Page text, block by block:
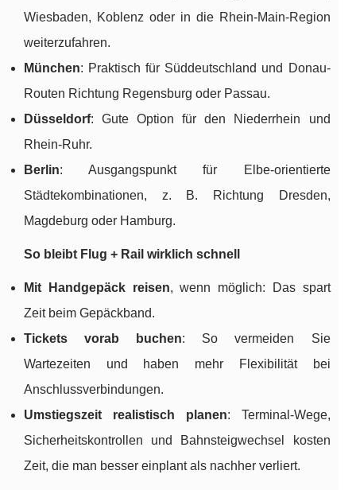
Wiesbaden, Koblenz oder in die Rhein-Main-Region
weiterzufahren.
München: Praktisch für Süddeutschland und Donau-
Routen Richtung Regensburg oder Passau.
Düsseldorf: Gute Option für den Niederrhein und
Rhein-Ruhr.
Berlin: Ausgangspunkt für Elbe-orientierte
Städtekombinationen, z. B. Richtung Dresden,
Magdeburg oder Hamburg.
So bleibt Flug + Rail wirklich schnell
Mit Handgepäck reisen, wenn möglich: Das spart
Zeit beim Gepäckband.
Tickets vorab buchen: So vermeiden Sie
Wartezeiten und haben mehr Flexibilität bei
Anschlussverbindungen.
Umstiegszeit realistisch planen: Terminal-Wege,
Sicherheitskontrollen und Bahnsteigwechsel kosten
Zeit, die man besser einplant als nachher verliert.